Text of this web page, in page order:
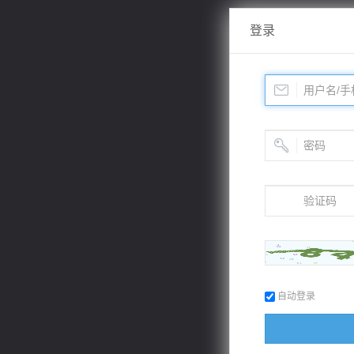
登录
自动登录